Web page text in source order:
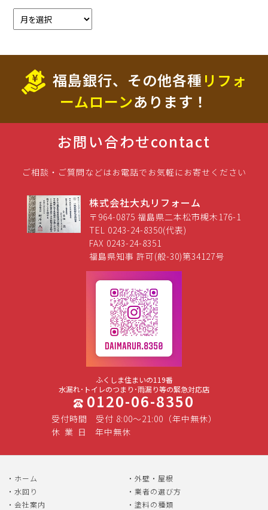
福島銀行、その他各種 リフォ
ームローンあります！
お問い合わせcontact
ご相談・ご質問などはお電話でお気軽にお寄せください
株式会社大丸リフォーム
〒964-0875 福島県二本松市槻木176-1
TEL 0243-24-8350(代表)
FAX 0243-24-8351
福島県知事 許可(般-30)第34127号
ふくしま住まいの119番
水漏れ･トイレのつまり･雨漏り等の緊急対応店
0120-06-8350
受付時間
受付 8:00～21:00（年中無休）
休 業 日 年中無休
ホーム
外壁・屋根
水回り
業者の選び方
会社案内
塗料の種類